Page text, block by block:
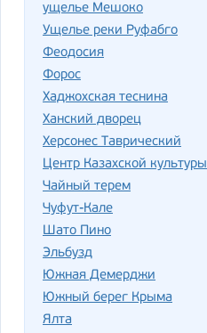
ущелье Мешоко
Ущелье реки Руфабго
Феодосия
Форос
Хаджохская теснина
Ханский дворец
Херсонес Таврический
Центр Казахской культуры
Чайный терем
Чуфут-Кале
Шато Пино
Эльбузд
Южная Демерджи
Южный берег Крыма
Ялта